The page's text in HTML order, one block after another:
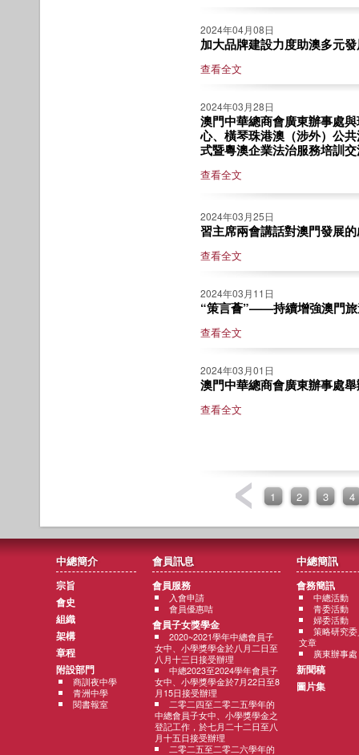
2024年04月08日
加大品牌建設力度助澳多元
查看全文
2024年03月28日
澳門中華總商會廣東辦事處
心、橫琴珠港澳（涉外）公
式暨粵澳企業法治服務培訓
查看全文
2024年03月25日
習主席兩會講話對澳門發展
查看全文
2024年03月11日
“策言薈”——持續增強澳門旅
查看全文
2024年03月01日
澳門中華總商會廣東辦事處
查看全文
1 2 3 4
中總簡介
宗旨
會史
組織
架構
章程
附設部門
商訓夜中學
青洲中學
閱書報室
會員訊息
會員服務
入會申請
會員優惠咭
會員子女獎學金
2020~2021學年中總會員子
女中、小學獎學金於八月二日至
八月十三日接受辦理
中總2023至2024學年會員子
女中、小學獎學金於7月22日至8
月15日接受辦理
二零二四至二零二五學年的
中總會員子女中、小學獎學金之
登記工作，於七月二十二日至八
月十五日接受辦理
二零二五至二零二六學年的
中總簡訊
會務簡訊
中總活動
青委活動
婦委活動
策略研究
文章
廣東辦事處
新聞稿
圖片集